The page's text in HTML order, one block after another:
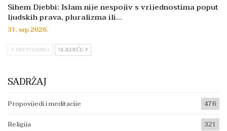
Sihem Djebbi: Islam nije nespojiv s vrijednostima poput
ljudskih prava, pluralizma ili…
31. srp 2026.
PRETHODNO SLJEDEĆE
SADRŽAJ
Propovijedi i meditacije
476
Religija
321